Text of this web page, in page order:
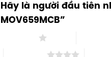
Hãy là người đầu tiên
MOV659MCB”